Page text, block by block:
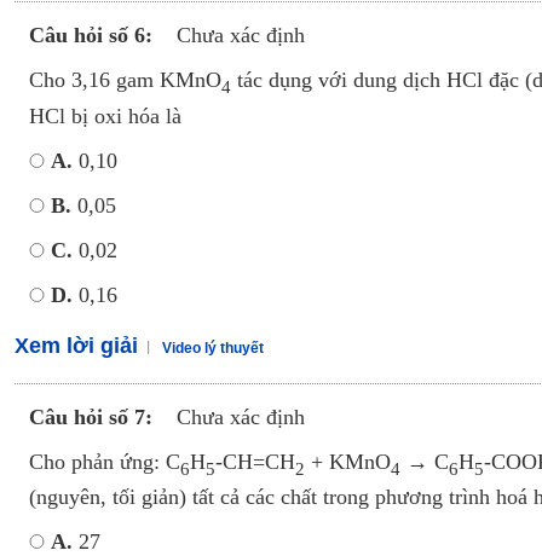
Câu hỏi số 6:
Chưa xác định
Cho 3,16 gam KMnO4 tác dụng với dung dịch HCl đặc
HCl bị oxi hóa là
A. 0,10
B. 0,05
C. 0,02
D. 0,16
Xem lời giải Video lý thuyết
Câu hỏi số 7:
Chưa xác định
Cho phản ứng: C6H5-CH=CH2 + KMnO4 → C6H5-
(nguyên, tối giản) tất cả các chất trong phương trình hoá
A. 27